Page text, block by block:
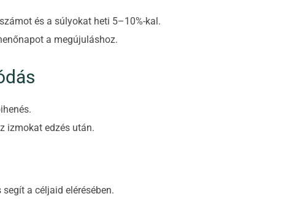
és a súlyokat heti 5–10%-kal.
a megújuláshoz.
izmokat edzés után.
a céljaid elérésében.